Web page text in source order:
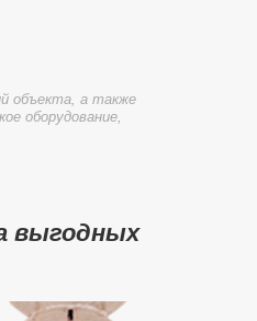
объекта, а также
оборудование,
выгодных